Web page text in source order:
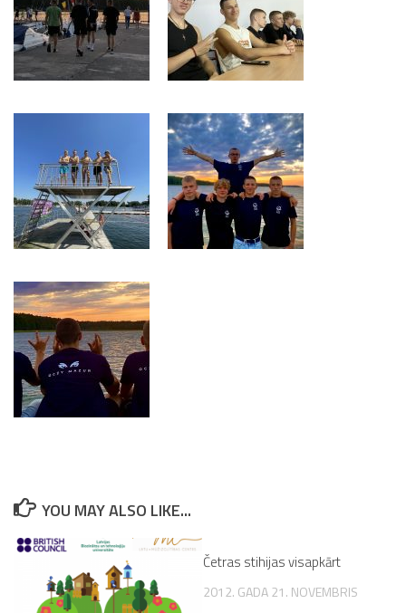
YOU MAY ALSO LIKE...
Četras stihijas visapkārt
2012. GADA 21. NOVEMBRIS